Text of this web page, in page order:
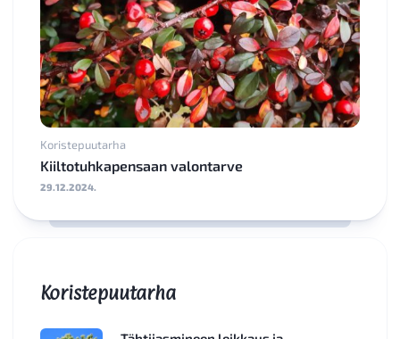
Koristepuutarha
Kiiltotuhkapensaan valontarve
29.12.2024.
Koristepuutarha